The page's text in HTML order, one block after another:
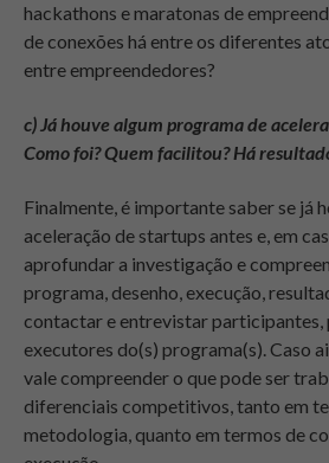
hackathons e maratonas de
de conexões há entre os diferentes
entre empreendedores?
c) Já houve algum programa de
Como foi? Quem facilitou? Há
Finalmente, é importante saber se já
aceleração de startups antes e, em
aprofundar a investigação e
programa, desenho, execução,
contactar e entrevistar participantes,
executores do(s) programa(s). Caso
vale compreender o que pode ser
diferenciais competitivos, tanto em
metodologia, quanto em termos de